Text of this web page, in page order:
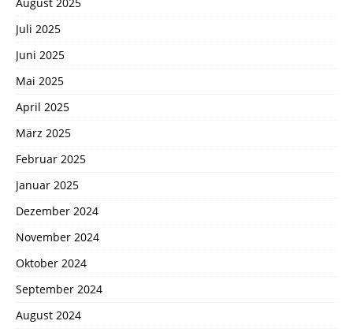
Juli 2025
Juni 2025
Mai 2025
April 2025
März 2025
Februar 2025
Januar 2025
Dezember 2024
November 2024
Oktober 2024
September 2024
August 2024